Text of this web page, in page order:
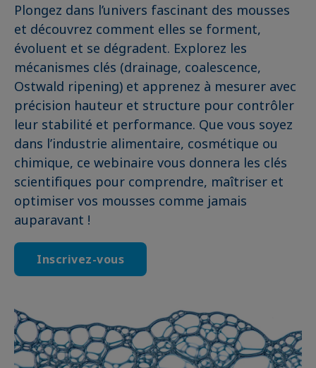
Plongez dans l’univers fascinant des mousses
et découvrez comment elles se forment,
évoluent et se dégradent. Explorez les
mécanismes clés (drainage, coalescence,
Ostwald ripening) et apprenez à mesurer avec
précision hauteur et structure pour contrôler
leur stabilité et performance. Que vous soyez
dans l’industrie alimentaire, cosmétique ou
chimique, ce webinaire vous donnera les clés
scientifiques pour comprendre, maîtriser et
optimiser vos mousses comme jamais
auparavant !
Inscrivez-vous